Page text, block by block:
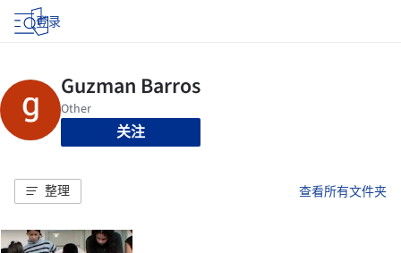
登录
关注
整理 查看所有文件夹